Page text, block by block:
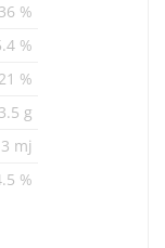
36 %
%
21 %
3.5 g
3 mj
%